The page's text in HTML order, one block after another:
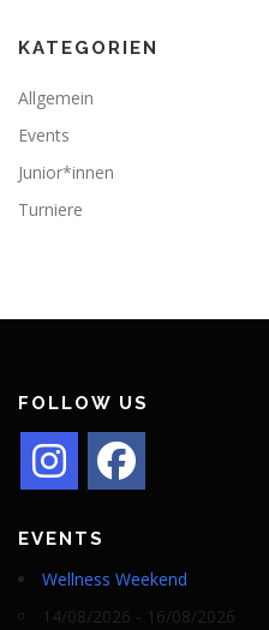
KATEGORIEN
Allgemein
Events
Junior*innen
Turniere
FOLLOW US
EVENTS
Wellness Weekend
14/08/2026 - 16/08/2026